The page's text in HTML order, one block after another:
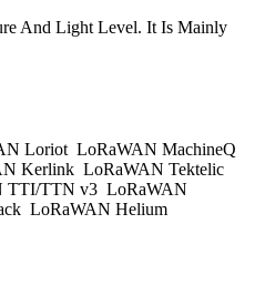
And Light Level. It Is Mainly
Loriot LoRaWAN MachineQ
Kerlink LoRaWAN Tektelic
TTI/TTN v3 LoRaWAN
LoRaWAN Helium